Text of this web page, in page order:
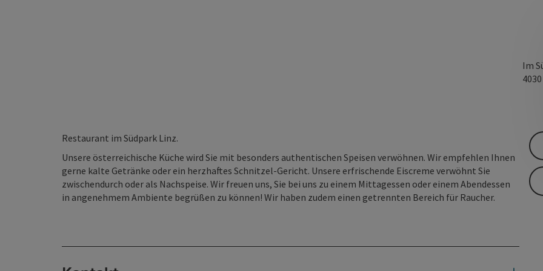
Im
4030
Restaurant im Südpark Linz.
Unsere österreichische Küche wird Sie mit besonders authentischen Speisen verwöhnen. Wir empfehlen Ihnen
gerne kalte Getränke oder ein herzhaftes Schnitzel-Gericht. Unsere erfrischende Eiscreme verwöhnt Sie
zwischendurch oder als Nachspeise. Wir freuen uns, Sie bei uns zu einem Mittagessen oder einem Abendessen
in angenehmem Ambiente begrüßen zu können! Wir haben zudem einen getrennten Bereich für Raucher.